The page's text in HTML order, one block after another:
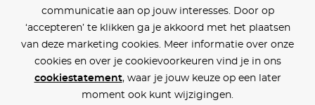
communicatie aan op jouw interesses. Door op
‘accepteren’ te klikken ga je akkoord met het plaatsen
van deze marketing cookies. Meer informatie over onze
cookies en over je cookievoorkeuren vind je in ons
cookiestatement, waar je jouw keuze op een later
moment ook kunt wijzigingen.
Over Pathé Thuis
Bioscopen
CVD